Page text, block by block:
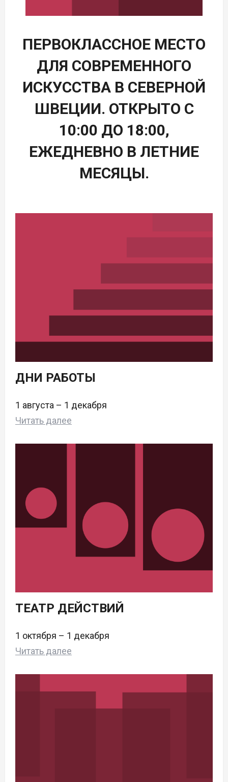
ПЕРВОКЛАССНОЕ МЕСТО
ДЛЯ СОВРЕМЕННОГО
ИСКУССТВА В СЕВЕРНОЙ
ШВЕЦИИ. ОТКРЫТО С
10:00 ДО 18:00,
ЕЖЕДНЕВНО В ЛЕТНИЕ
МЕСЯЦЫ.
ДНИ РАБОТЫ
1 августа – 1 декабря
Читать далее
ТЕАТР ДЕЙСТВИЙ
1 октября – 1 декабря
Читать далее